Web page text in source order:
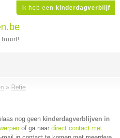
Ik heb een kinderdagverblijf
buurt!
» Retie
nog geen kinderdagverblijven in
of ga naar direct contact met